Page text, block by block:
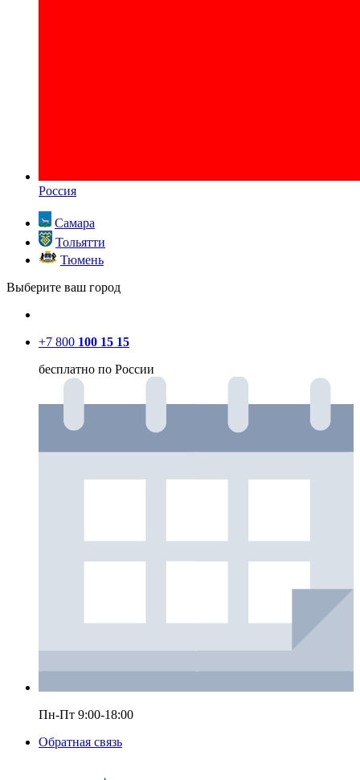
Россия
Самара
Тольятти
Тюмень
Выберите ваш город
+7 800 100 15 15
бесплатно по России
Пн-Пт 9:00-18:00
Обратная связь